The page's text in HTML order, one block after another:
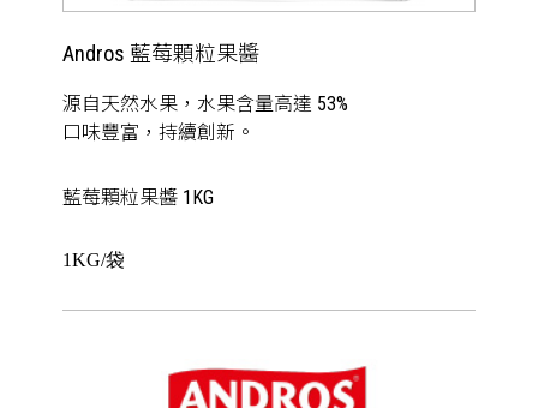
Andros 藍莓顆粒果醬
源自天然水果，水果含量高達 53%
口味豐富，持續創新。
藍莓顆粒果醬 1KG
1KG/袋